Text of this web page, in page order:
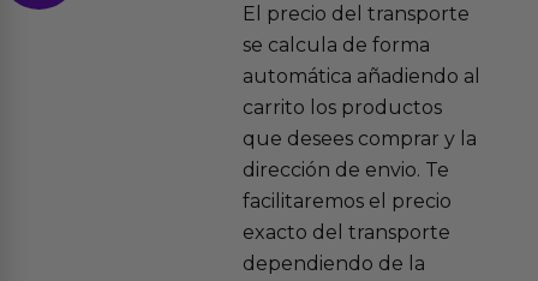
El precio del transporte
se calcula de forma
automática añadiendo al
carrito los productos
que desees comprar y la
dirección de envio. Te
facilitaremos el precio
exacto del transporte
dependiendo de la